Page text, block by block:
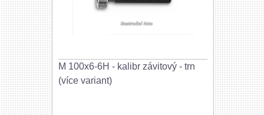
M 100x6-6H - kalibr závitový - trn
(více variant)